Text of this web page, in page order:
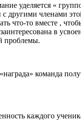
уделяется «
другими членами
что-то вместе ,
в
проблемы.
команда
каждого